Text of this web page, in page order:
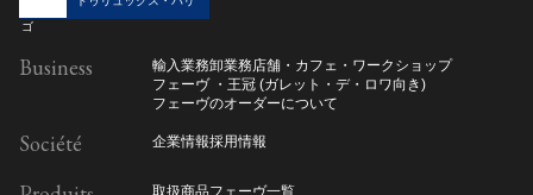
Business 輸入業務卸業務店舗・カフェ・ワークショップ
フェーヴ ・王冠 (ガレット・デ・ロワ向き)
フェーヴのオーダーについて
Société 企業情報採用情報
取扱商品フェーヴ一覧